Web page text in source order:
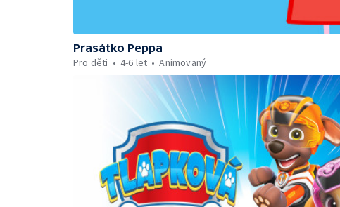
Prasátko Peppa
Pro děti
4-6 let Animovaný